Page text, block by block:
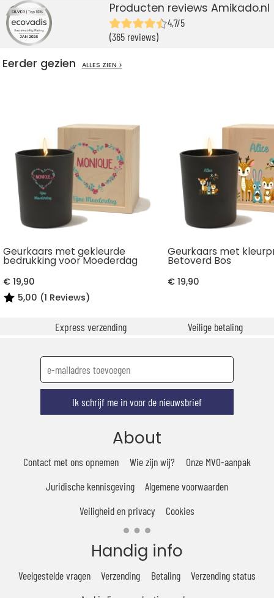
Producten reviews Amikado.nl
4,7/5
(365 reviews)
Eerder gezien ALLES ZIEN >
Geurkaars met gekleurde
bedrukking voor Moederdag
€ 19,90
5,00 (1 Reviews)
Geurkaars met
Betoverd Bos
€ 19,90
Express verzending Veilige betaling
Ik schrijf me in voor de nieuwsbrief
About
Contact met ons opnemen Wie zijn wij?
Onze MVO-aanpak
Juridische kennisgeving
Algemene voorwaarden
Veiligheid en privacy
Cookies
Handig info
Veelgestelde vragen Verzending Betaling
Verzending status